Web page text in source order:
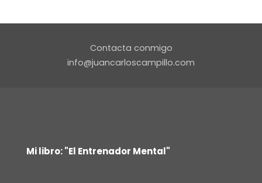
Contacta conmigo
info@juancarloscampillo.com
Mi libro: "El Entrenador Mental"